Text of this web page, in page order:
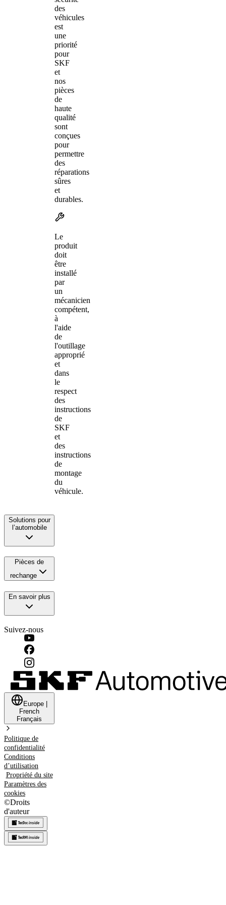
des
véhicules
est
une
priorité
pour
SKF
et
nos
pièces
de
haute
qualité
sont
conçues
pour
permettre
des
réparations
sûres
et
durables.
Le
produit
doit
être
installé
par
un
mécanicien
compétent,
à
l'aide
de
l'outillage
approprié
et
dans
le
respect
des
instructions
de
SKF
et
des
instructions
de
montage
du
véhicule.
Solutions pour
l’automobile
Pièces de
rechange
En savoir plus
Suivez-nous
Europe
French
Français
Politique de
confidentialité
Conditions
d’utilisation
Propriété du site
Paramètres des
cookies
©Droits
d'auteur